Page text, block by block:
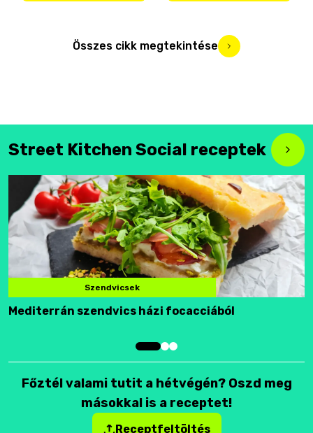
Összes cikk megtekintése
Street Kitchen Social receptek
Szendvicsek
Mediterrán szendvics házi focacciából
Főztél valami tutit a hétvégén? Oszd meg
másokkal is a receptet!
Receptfeltöltés